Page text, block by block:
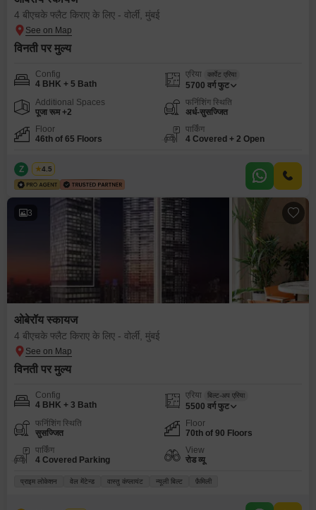
4 बीएचके फ्लैट किराए के लिए - वोर्ली, मुंबई
विनती पर मुल्य
Config
4 BHK + 5 Bath
एरिया कार्पेट एरिया
5700 वर्ग फुट
Additional Spaces
पूजा रूम +2
फर्निशिंग स्थिति
अर्ध-सुसज्जित
Floor
46th of 65 Floors
पार्किंग
4 Covered + 2 Open
Z Zeltro
4.5
3
ओबेरॉय स्कायज
4 बीएचके फ्लैट किराए के लिए - वोर्ली, मुंबई
विनती पर मुल्य
Config
4 BHK + 3 Bath
एरिया बिल्ट-अप एरिया
5500 वर्ग फुट
फर्निशिंग स्थिति
सुसज्जित
Floor
70th of 90 Floors
पार्किंग
4 Covered Parking
View
रोड व्यू
प्राइम लोकेशन वेल मेंटेन्ड वास्तु कंप्लायंट न्यूली बिल्ट फ़ैमिली